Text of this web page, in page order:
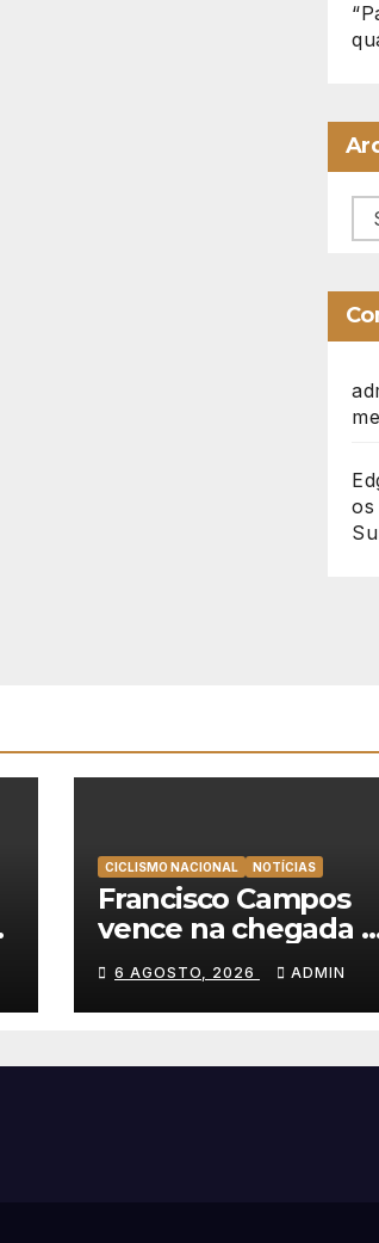
os
CICLISMO NACIONAL NOTÍCIAS
Francisco Campos
vence na chegada a
Sintra, Rui Oliveira
veste de amarelo na
Volta a Portugal
6 AGOSTO, 2026 ADMIN